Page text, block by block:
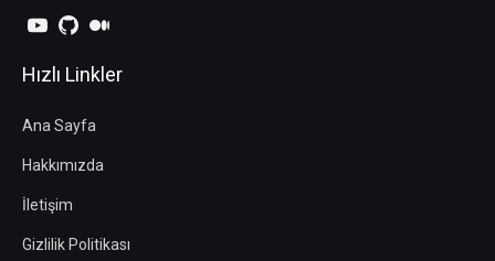
Hızlı Linkler
Ana Sayfa
Hakkımızda
İletişim
Gizlilik Politikası